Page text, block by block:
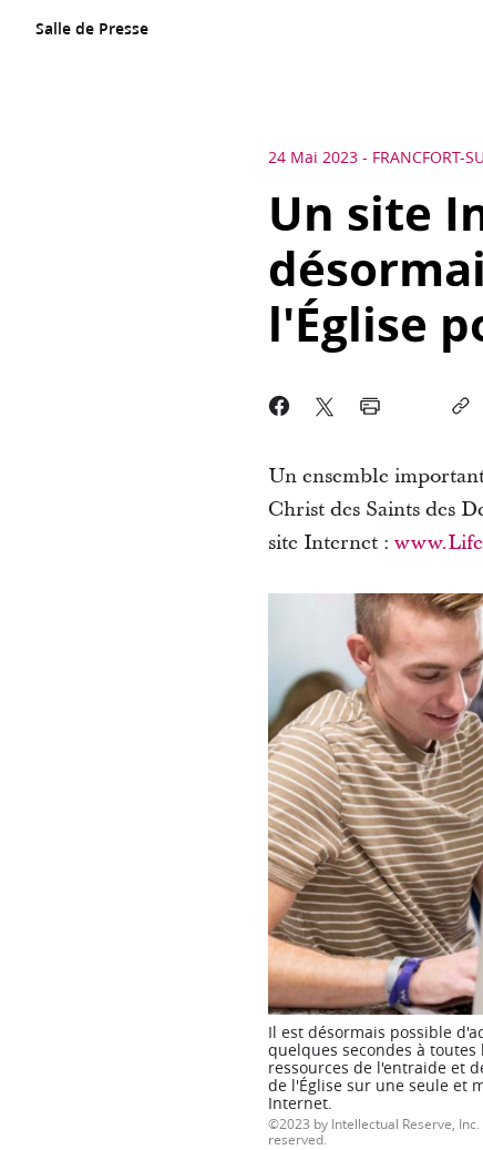
Salle de Presse
24 Mai 2023 - FRANCFORT-
Un site
l'Église
Un ensemble
Christ des Saints des
site Internet :
Il est désormais possible
quelques secondes à toutes
ressources de l'entraide et
de l'Église sur une seule et
Internet.
2023 by Intellectual Reserve,
reserved.